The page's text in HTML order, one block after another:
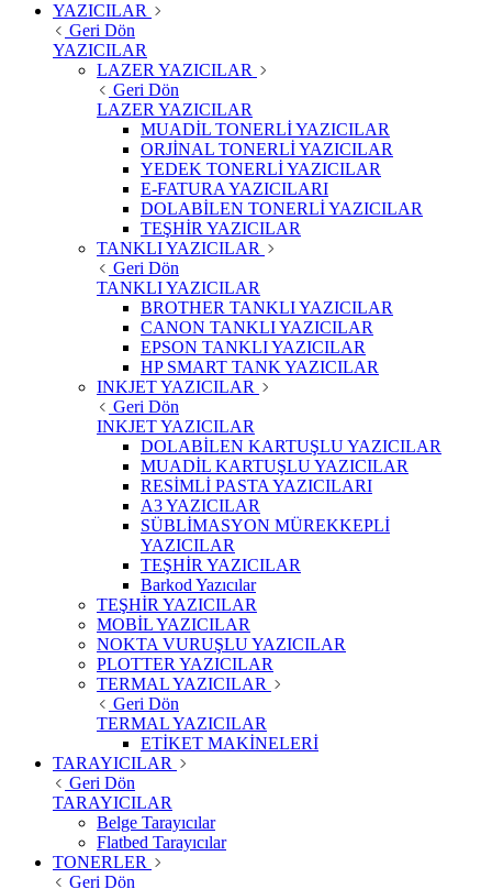
YAZICILAR
Geri Dön
YAZICILAR
LAZER YAZICILAR
Geri Dön
LAZER YAZICILAR
MUADİL TONERLİ YAZICILAR
ORJİNAL TONERLİ YAZICILAR
YEDEK TONERLİ YAZICILAR
E-FATURA YAZICILARI
DOLABİLEN TONERLİ YAZICILAR
TEŞHİR YAZICILAR
TANKLI YAZICILAR
Geri Dön
TANKLI YAZICILAR
BROTHER TANKLI YAZICILAR
CANON TANKLI YAZICILAR
EPSON TANKLI YAZICILAR
HP SMART TANK YAZICILAR
INKJET YAZICILAR
Geri Dön
INKJET YAZICILAR
DOLABİLEN KARTUŞLU YAZICILAR
MUADİL KARTUŞLU YAZICILAR
RESİMLİ PASTA YAZICILARI
A3 YAZICILAR
SÜBLİMASYON MÜREKKEPLİ
YAZICILAR
TEŞHİR YAZICILAR
Barkod Yazıcılar
TEŞHİR YAZICILAR
MOBİL YAZICILAR
NOKTA VURUŞLU YAZICILAR
PLOTTER YAZICILAR
TERMAL YAZICILAR
Geri Dön
TERMAL YAZICILAR
ETİKET MAKİNELERİ
TARAYICILAR
Geri Dön
TARAYICILAR
Belge Tarayıcılar
Flatbed Tarayıcılar
TONERLER
Geri Dön